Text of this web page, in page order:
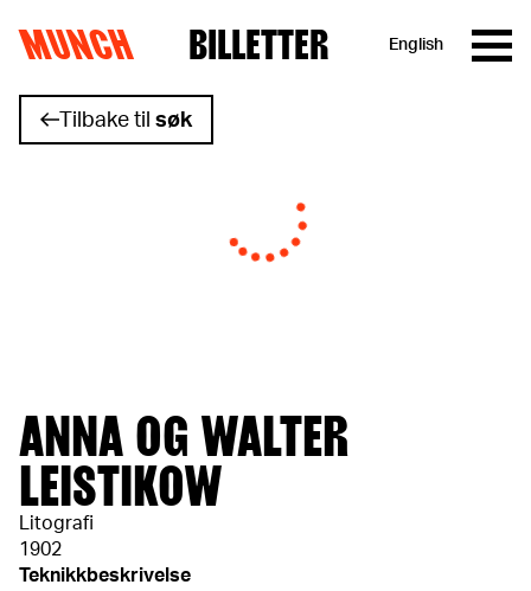
Hopp til innhold
MUNCH BILLETTER English
Tilbake til søk
ANNA OG WALTER
LEISTIKOW
Litografi
1902
Teknikkbeskrivelse